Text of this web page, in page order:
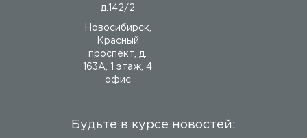
д.142/2
Новосибирск,
Красный
проспект, д.
163А, 1 этаж, 4
офис
Будьте в курсе новостей: